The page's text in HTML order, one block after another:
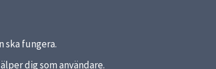
ska fungera.
dig som användare.